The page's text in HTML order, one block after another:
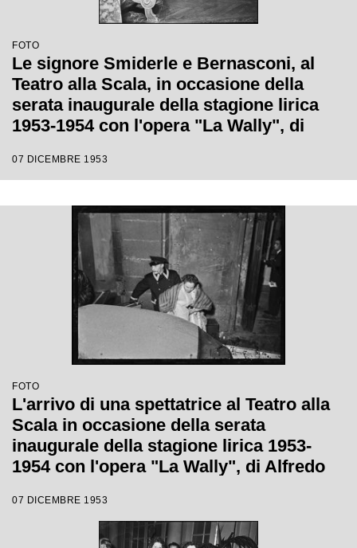
FOTO
Le signore Smiderle e Bernasconi, al
Teatro alla Scala, in occasione della
serata inaugurale della stagione lirica
1953-1954 con l'opera "La Wally", di
Giulini, con la regia di Tatiana Pavlova
07 DICEMBRE 1953
FOTO
L'arrivo di una spettatrice al Teatro alla
Scala in occasione della serata
inaugurale della stagione lirica 1953-
1954 con l'opera "La Wally", di Alfredo
con la regia di Tatiana Pavlova
07 DICEMBRE 1953